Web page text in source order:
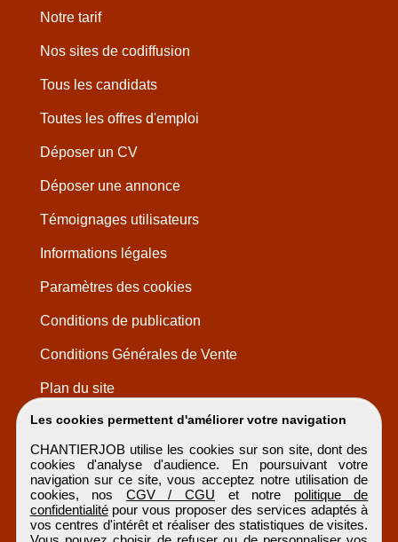
Les cookies permettent d'améliorer votre navigation
CHANTIERJOB utilise les cookies sur son site, dont des
cookies d'analyse d'audience. En poursuivant votre
navigation sur ce site, vous acceptez notre utilisation de
cookies, nos CGV / CGU et notre politique de
confidentialitépour vous proposer des services adaptés à
vos centres d'intérêt et réaliser des statistiques de visites.
Notre tarif
Nos sites de codiffusion
Tous les candidats
Toutes les offres d'emploi
Déposer un CV
Déposer une annonce
Témoignages utilisateurs
Informations légales
Paramètres des cookies
Conditions de publication
Conditions Générales de Vente
Plan du site